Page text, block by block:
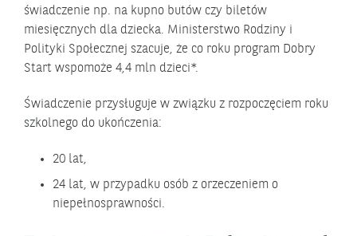
świadczenie np. na kupno butów czy biletów
miesięcznych dla dziecka. Ministerstwo Rodziny i
Polityki Społecznej szacuje, że co roku program Dobry
Start wspomoże 4,4 mln dzieci*.
Świadczenie przysługuje w związku z rozpoczęciem roku
szkolnego do ukończenia:
20 lat,
24 lat, w przypadku osób z orzeczeniem o
niepełnosprawności.